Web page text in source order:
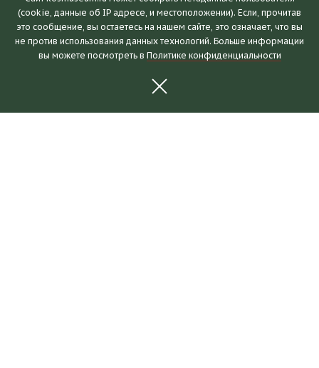
Посетителям
Часы работы и билеты
Пушкинская карта
Календарь событий
(cookie, данные об IP адресе, и местоположении). Если, прочитав
это сообщение, вы остаетесь на нашем сайте, это означает, что вы
не против использования данных технологий. Больше информации
вы можете посмотреть в
Политике конфиденциальности